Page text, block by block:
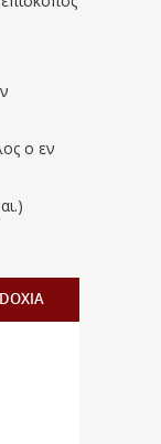
ο εν